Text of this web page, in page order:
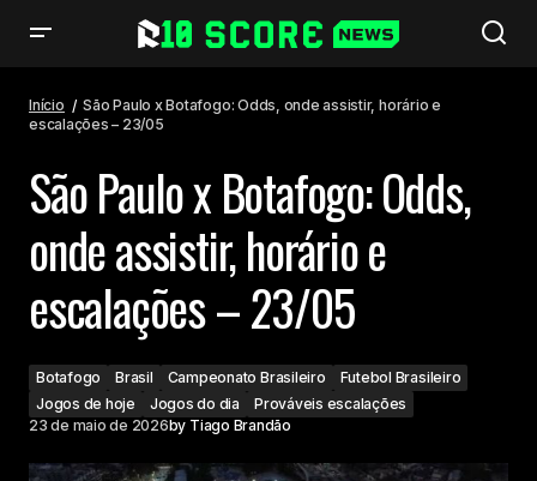
Início
São Paulo x Botafogo: Odds, onde assistir, horário e
escalações – 23/05
São Paulo x Botafogo: Odds,
onde assistir, horário e
escalações – 23/05
Botafogo Brasil Campeonato Brasileiro
Futebol Brasileiro
Jogos de hoje
Jogos do dia
Prováveis escalações
23 de maio de 2026by Tiago Brandão